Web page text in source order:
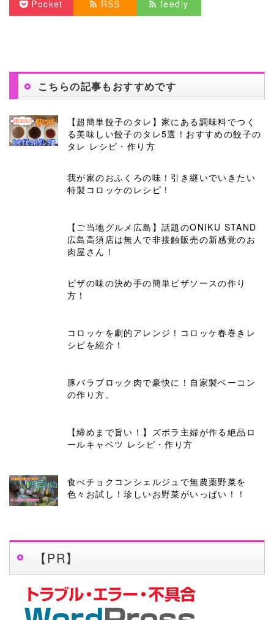
Pocket RSS feedly
こちらの記事もおすすめです
【超簡単餃子のタレ】家にある調味料でつく
る美味しい餃子のタレ5選！おすすめの餃子の
タレ レシピ・作り方
我が家のおふくろの味！引き継いでいきたい
特製コロッケのレシピ！
【ご当地グルメ広島】話題のONIKU STAND
広島高須店は無人で非接触販売の新感覚のお
肉屋さん！
ピザの味の決め手の簡単ピザソースの作り
方！
コロッケを劇的アレンジ！コロッケ春巻きレ
シピを紹介！
豚バラブロック肉で豪快に！自家製ベーコン
の作り方。
【締めまで旨い！】ズボラ主婦が作る絶品ロ
ールキャベツ レシピ・作り方
食べチョクコンシェルジュで無農薬野菜を
色々お試し！珍しいお野菜がいっぱい！！
【PR】